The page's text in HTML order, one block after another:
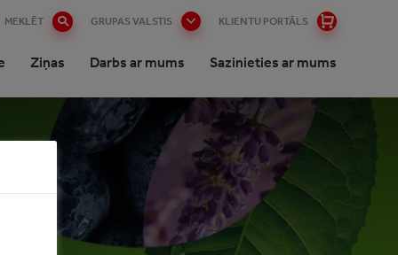
MEKLĒT GRUPAS VALSTIS KLIENTU PORTĀLS
Ziņas Darbs ar mums Sazinieties ar mums